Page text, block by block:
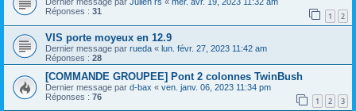
Réponses : 31 1 2
VIS porte moyeux en 12.9
Dernier message par rueda « lun. févr. 27, 2023 11:42 am
Réponses : 28
[COMMANDE GROUPEE] Pont 2 colonnes TwinBush
Dernier message par d-bax « ven. janv. 06, 2023 11:34 pm
Réponses : 76 1 2 3